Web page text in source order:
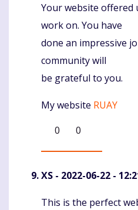
Your website offered
work on. You have
done an impressive
community will
be grateful to you.
My website RUAY
0
0
XS - 2022-06-22 -
Komentaras
This is the perfect